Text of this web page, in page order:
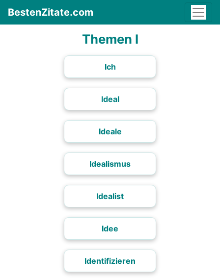
BestenZitate.com
Themen I
Ich
Ideal
Ideale
Idealismus
Idealist
Idee
Identifizieren